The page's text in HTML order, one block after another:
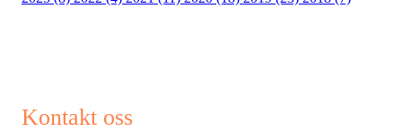
Kontakt oss